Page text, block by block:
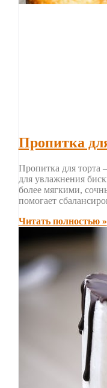
Пропитка
Пропитка для торта
для увлажнения
более мягкими,
помогает
Читать полностью »